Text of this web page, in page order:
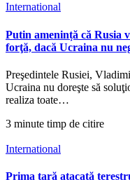
International
Putin amenință că Rusia
forţă, dacă Ucraina nu
Preşedintele Rusiei,
Ucraina nu doreşte să
realiza toate…
3 minute timp de citire
International
Prima țară atacată